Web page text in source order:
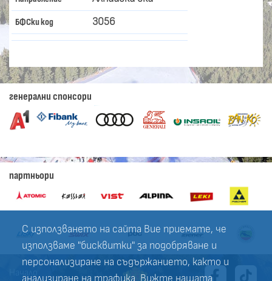
С използването на сайта Вие приемате, че
използваме "бисквитки" за подобряване и
персонализиране на съдържанието, както и
анализиране на трафика. Вижте нашата
БФСки код 3056
генерални спонсори
партньори